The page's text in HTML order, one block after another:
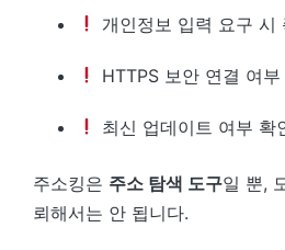
개인정보 입력 요구 시
HTTPS 보안 연결 여부
최신 업데이트 여부 확
주소킹은 주소 탐색 도구일 뿐,
뢰해서는 안 됩니다.